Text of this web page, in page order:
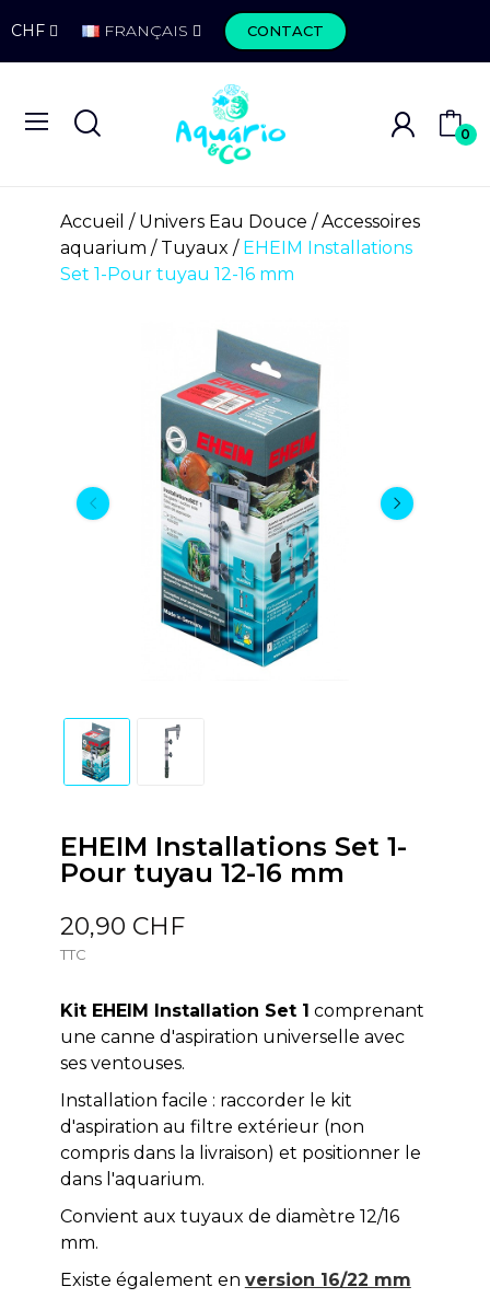
CHF FRANÇAIS CONTACT
0
Accueil Univers Eau Douce
Accessoires
aquarium
Tuyaux
EHEIM Installations
Set 1-Pour tuyau 12-16 mm
EHEIM Installations Set 1-
Pour tuyau 12-16 mm
20,90 CHF
TTC
Kit EHEIM Installation Set 1 comprenant
une canne d'aspiration universelle avec
ses ventouses.
Installation facile : raccorder le kit
d'aspiration au filtre extérieur (non
compris dans la livraison) et positionner le
dans l'aquarium.
Convient aux tuyaux de diamètre 12/16
mm.
Existe également en version 16/22 mm